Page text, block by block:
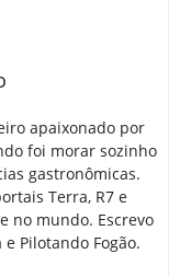
apaixonado por
foi morar sozinho
gastronômicas.
Terra, R7 e
no mundo. Escrevo
Pilotando Fogão.